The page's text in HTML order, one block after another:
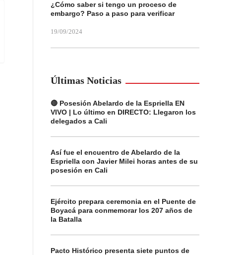
¿Cómo saber si tengo un proceso de
embargo? Paso a paso para verificar
19/09/2024
Últimas Noticias
🔴 Posesión Abelardo de la Espriella EN
VIVO | Lo último en DIRECTO: Llegaron los
delegados a Cali
Así fue el encuentro de Abelardo de la
Espriella con Javier Milei horas antes de su
posesión en Cali
Ejército prepara ceremonia en el Puente de
Boyacá para conmemorar los 207 años de
la Batalla
Pacto Histórico presenta siete puntos de